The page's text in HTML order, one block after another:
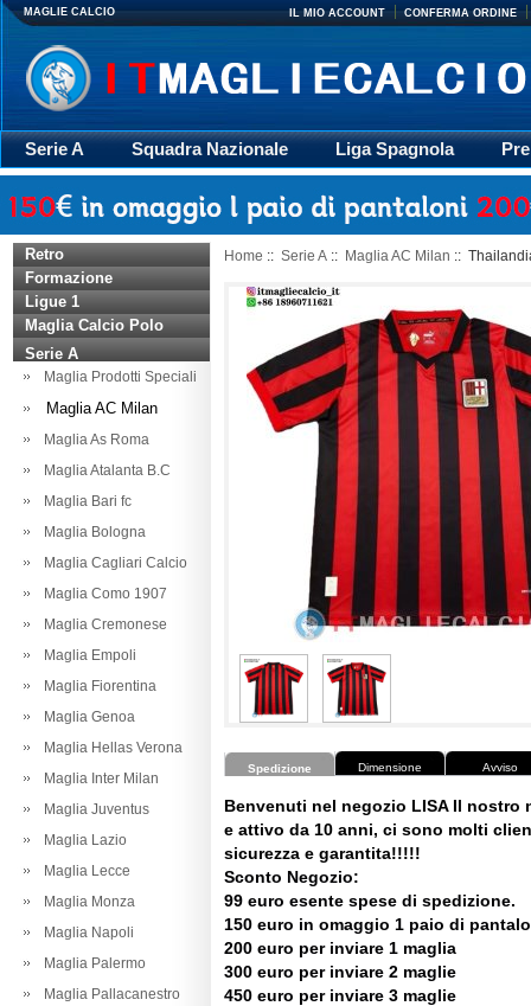
MAGLIE CALCIO IL MIO ACCOUNT CONFERMA ORDINE
Serie A Squadra Nazionale Liga Spagnola
Retro
Formazione
Ligue 1
Maglia Calcio Polo
Serie A
Maglia Prodotti Speciali
Maglia AC Milan
Maglia As Roma
Maglia Atalanta B.C
Maglia Bari fc
Maglia Bologna
Maglia Cagliari Calcio
Maglia Como 1907
Maglia Cremonese
Maglia Empoli
Maglia Fiorentina
Maglia Genoa
Maglia Hellas Verona
Maglia Inter Milan
Maglia Juventus
Maglia Lazio
Maglia Lecce
Maglia Monza
Maglia Napoli
Maglia Palermo
Maglia Pallacanestro
Home :: Serie A :: Maglia AC Milan ::
Spedizione Dimensione Avviso
Benvenuti nel negozio LISA Il nostro
e attivo da 10 anni, ci sono molti
sicurezza e garantita!!!!!
Sconto Negozio:
99 euro esente spese di spedizione.
150 euro in omaggio 1 paio di
200 euro per inviare 1 maglia
300 euro per inviare 2 maglie
450 euro per inviare 3 maglie